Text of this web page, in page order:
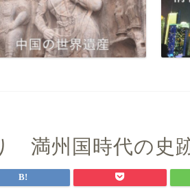
満州国時代の史